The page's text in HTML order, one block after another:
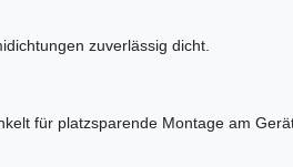
zuverlässig dicht.
für platzsparende Montage am